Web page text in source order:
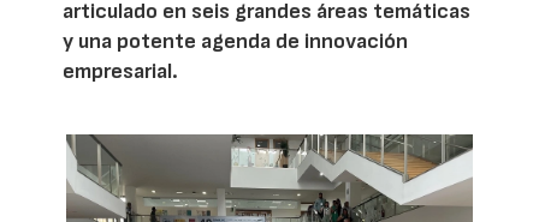
articulado en seis grandes áreas temáticas
y una potente agenda de innovación
empresarial.